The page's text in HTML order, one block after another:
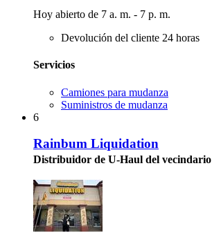
Hoy abierto de 7 a. m. - 7 p. m.
Devolución del cliente 24 horas
Servicios
Camiones para mudanza
Suministros de mudanza
6
Rainbum Liquidation
Distribuidor de U-Haul del vecindario